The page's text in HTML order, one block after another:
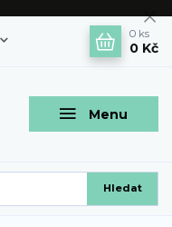
Menu
Hledat
0 ks
0 Kč